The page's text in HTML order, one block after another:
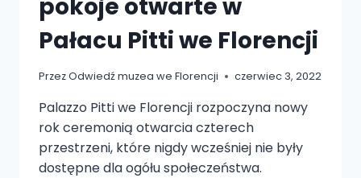
pokoje otwarte w
Pałacu Pitti we Florencji
PrzezOdwiedź muzea we Florencji czerwiec 3, 2022
Palazzo Pitti we Florencji rozpoczyna nowy
rok ceremonią otwarcia czterech
przestrzeni, które nigdy wcześniej nie były
dostępne dla ogółu społeczeństwa.